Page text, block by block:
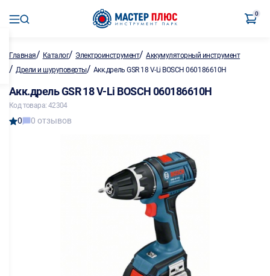
0
Главная/ Каталог/ Электроинструмент/Аккумуляторный инструмент
/ Дрели и шуруповерты/ Акк.дрель GSR 18 V-Li BOSCH 060186610H
Акк.дрель GSR 18 V-Li BOSCH 060186610H
Код товара: 42304
0 0 отзывов